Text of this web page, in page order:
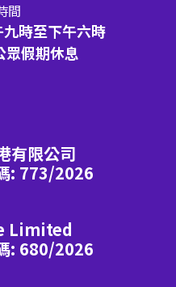
間
時至下午六時
眾假期休息
有限公司
: 773/2026
Limited
: 680/2026